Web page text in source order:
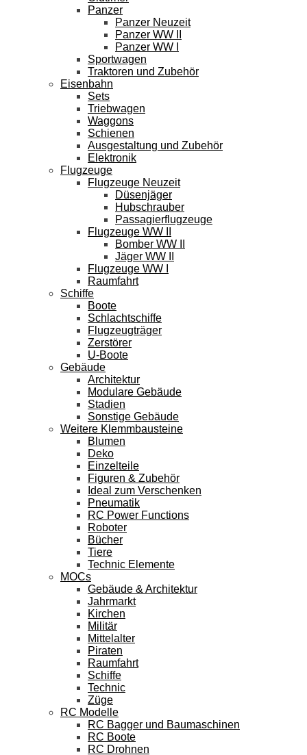
Panzer
Panzer Neuzeit
Panzer WW II
Panzer WW I
Sportwagen
Traktoren und Zubehör
Eisenbahn
Sets
Triebwagen
Waggons
Schienen
Ausgestaltung und Zubehör
Elektronik
Flugzeuge
Flugzeuge Neuzeit
Düsenjäger
Hubschrauber
Passagierflugzeuge
Flugzeuge WW II
Bomber WW II
Jäger WW II
Flugzeuge WW I
Raumfahrt
Schiffe
Boote
Schlachtschiffe
Flugzeugträger
Zerstörer
U-Boote
Gebäude
Architektur
Modulare Gebäude
Stadien
Sonstige Gebäude
Weitere Klemmbausteine
Blumen
Deko
Einzelteile
Figuren & Zubehör
Ideal zum Verschenken
Pneumatik
RC Power Functions
Roboter
Bücher
Tiere
Technic Elemente
MOCs
Gebäude & Architektur
Jahrmarkt
Kirchen
Militär
Mittelalter
Piraten
Raumfahrt
Schiffe
Technic
Züge
RC Modelle
RC Bagger und Baumaschinen
RC Boote
RC Drohnen